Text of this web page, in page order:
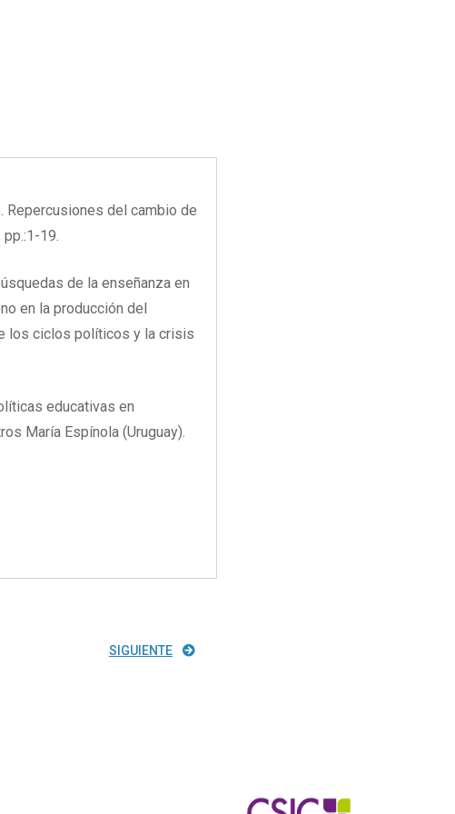
Repercusiones del cambio de
19.
de la enseñanza en
en la producción del
los ciclos políticos y la crisis
educativas en
María Espínola (Uruguay).
SIGUIENTE